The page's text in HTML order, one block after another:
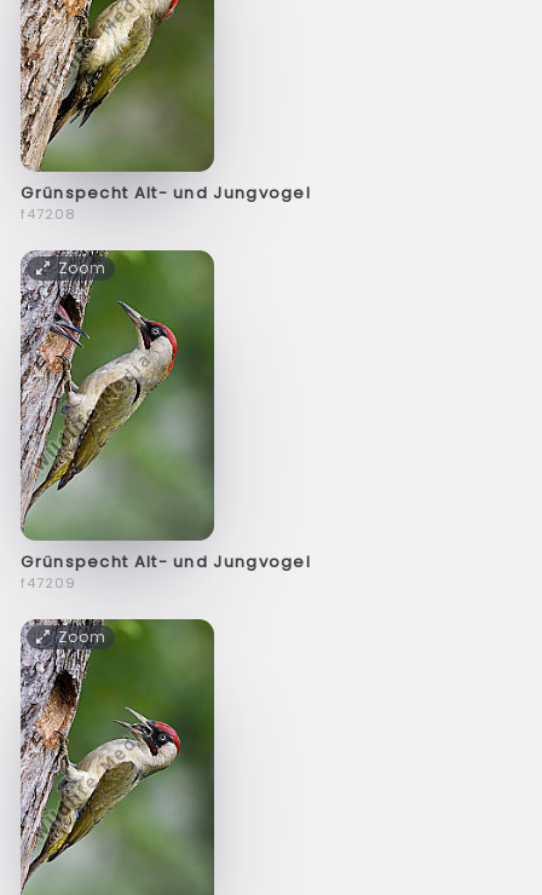
Grünspecht Alt- und Jungvogel
f47208
Zoom
Grünspecht Alt- und Jungvogel
f47209
Zoom